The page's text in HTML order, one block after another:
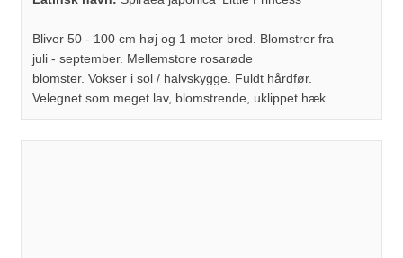
Bliver 50 - 100 cm høj og 1 meter bred. Blomstrer fra
juli - september. Mellemstore rosarøde
blomster. Vokser i sol / halvskygge. Fuldt hårdfør.
Velegnet som meget lav, blomstrende, uklippet hæk.